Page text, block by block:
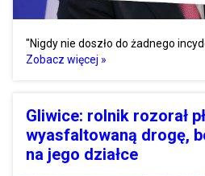
"Nigdy nie doszło do żadnego
Zobacz więcej »
Gliwice: rolnik rozorał
wyasfaltowaną drogę,
na jego działce